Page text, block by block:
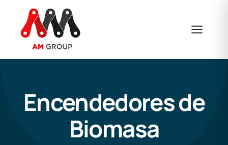
contenido
Encendedores de
Biomasa